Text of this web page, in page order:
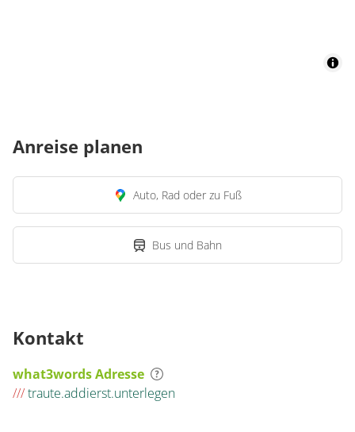
Anreise planen
Auto, Rad oder zu Fuß
Bus und Bahn
Kontakt
what3words Adresse
///traute.addierst.unterlegen